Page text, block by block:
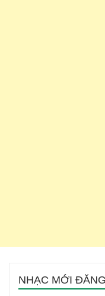
NHẠC MỚI ĐĂNG